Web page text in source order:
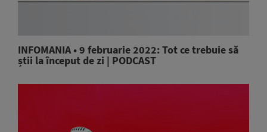
INFOMANIA • 9 februarie 2022: Tot ce trebuie să
știi la început de zi | PODCAST